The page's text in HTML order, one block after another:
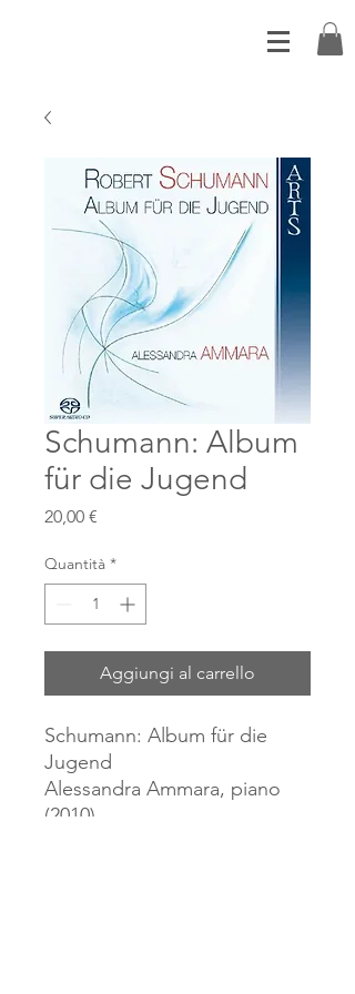
Schumann: Album
für die Jugend
20,00 €
Quantità *
Aggiungi al carrello
Schumann: Album für die
Jugend
Alessandra Ammara, piano
(2010).